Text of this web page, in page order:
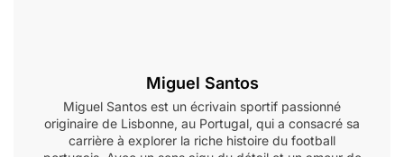
Miguel Santos
Miguel Santos est un écrivain sportif passionné
originaire de Lisbonne, au Portugal, qui a consacré sa
carrière à explorer la riche histoire du football